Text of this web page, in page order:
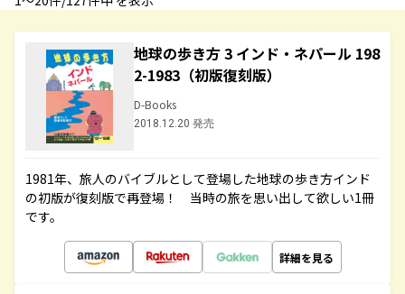
地球の歩き方 3 インド・ネパール 198
2-1983（初版復刻版）
D-Books
2018.12.20 発売
1981年、旅人のバイブルとして登場した地球の歩き方インド
の初版が復刻版で再登場！ 当時の旅を思い出して欲しい1冊
です。
詳細を見る